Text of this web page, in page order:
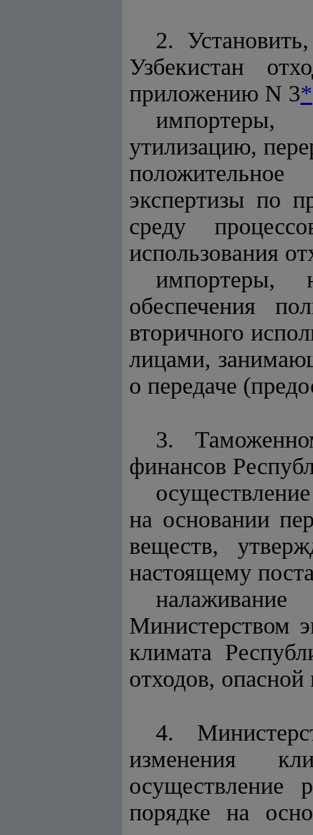
2.
Узбекистан
приложению N 3*
импортеры,
утилизацию,
положительное
экспертизы по
среду
использования
импортеры,
обеспечения
вторичного
лицами,
о передаче
3.
финансов
на основании
веществ,
настоящему
Министерством
климата
отходов,
4.
изменения
осуществление
порядке на